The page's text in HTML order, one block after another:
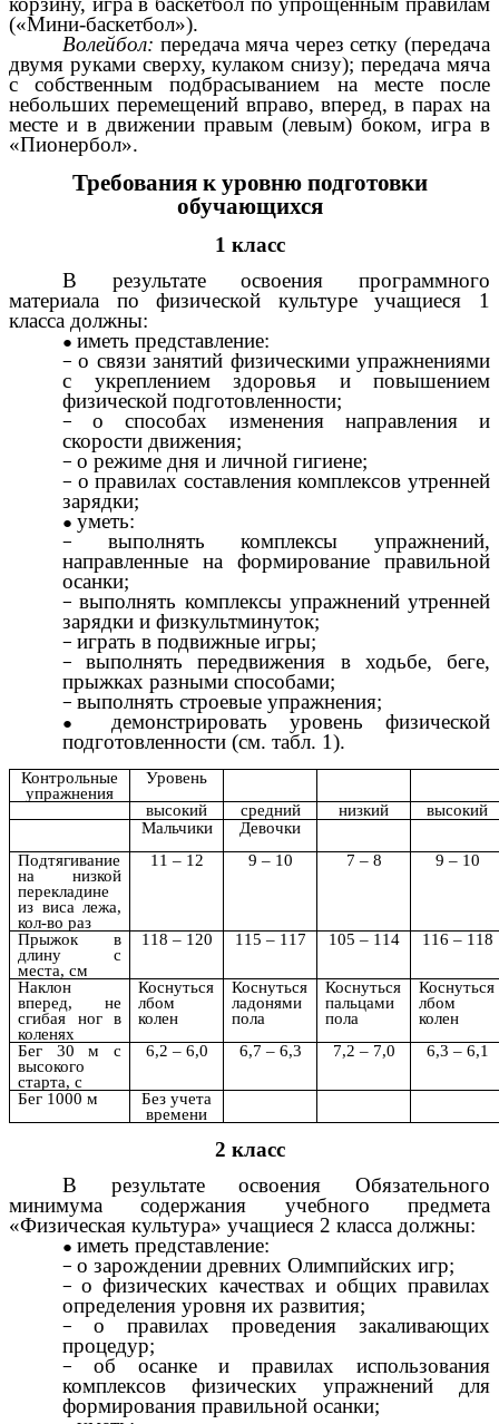
(«Мини-баскетбол»).
Волейбол: передача мяча через сетку (передача
двумя руками сверху, кулаком снизу); передача мяча
с собственным подбрасыванием на месте после
небольших перемещений вправо, вперед, в парах на
месте и в движении правым (левым) боком, игра в
«Пионербол».
Требования к уровню подготовки
обучающихся
1 класс
В результате освоения программного
материала по физической культуре учащиеся 1
класса должны:
иметь представление:
о связи занятий физическими упражнениями
с укреплением здоровья и повышением
физической подготовленности;
о способах изменения направления и
скорости движения;
о режиме дня и личной гигиене;
о правилах составления комплексов утренней
зарядки;
уметь:
выполнять комплексы упражнений,
направленные на формирование правильной
осанки;
выполнять комплексы упражнений утренней
зарядки и физкультминуток;
играть в подвижные игры;
выполнять передвижения в ходьбе, беге,
прыжках разными способами;
выполнять строевые упражнения;
демонстрировать уровень физической
подготовленности (см. табл. 1).
Контрольные
упражнения
Уровень
высокий
средний низкий
высокий
Мальчики
Девочки
Подтягивание
на низкой
перекладине
из виса лежа,
кол-во раз
11 – 12 9 – 10 7 – 8 9 – 10
Прыжок в
длину с
места, см
118 – 120 115 – 117 105 – 114 116 – 118
Наклон
вперед, не
сгибая ног в
коленях
Коснуться
лбом
колен
Коснуться
ладонями
пола
Коснуться
пальцами
пола
Коснуться
лбом
колен
Бег 30 м с
высокого
старта, с
6,2 – 6,0 6,7 – 6,3 7,2 – 7,0 6,3 – 6,1
Бег 1000 м
Без учета
времени
2 класс
В результате освоения Обязательного
минимума содержания учебного предмета
«Физическая культура» учащиеся 2 класса должны:
иметь представление:
о зарождении древних Олимпийских игр;
о физических качествах и общих правилах
определения уровня их развития;
о правилах проведения закаливающих
процедур;
об осанке и правилах использования
комплексов физических упражнений для
формирования правильной осанки;